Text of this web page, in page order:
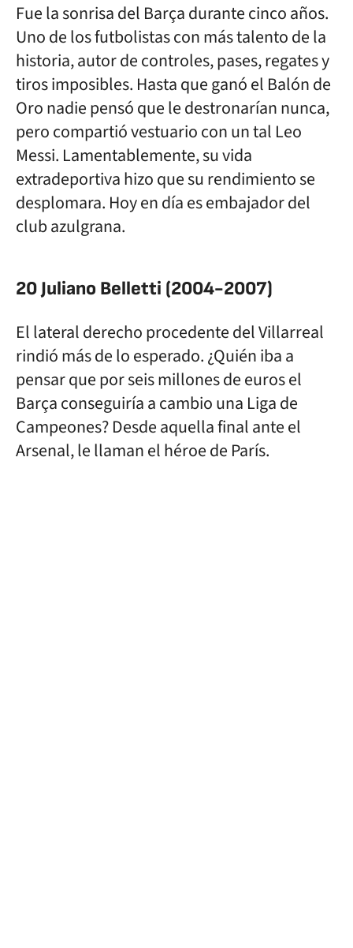
Fue la sonrisa del Barça durante cinco años.
Uno de los futbolistas con más talento de la
historia, autor de controles, pases, regates y
tiros imposibles. Hasta que ganó el Balón de
Oro nadie pensó que le destronarían nunca,
pero compartió vestuario con un tal Leo
Messi. Lamentablemente, su vida
extradeportiva hizo que su rendimiento se
desplomara. Hoy en día es embajador del
club azulgrana.
20 Juliano Belletti (2004-2007)
El lateral derecho procedente del Villarreal
rindió más de lo esperado. ¿Quién iba a
pensar que por seis millones de euros el
Barça conseguiría a cambio una Liga de
Campeones? Desde aquella final ante el
Arsenal, le llaman el héroe de París.